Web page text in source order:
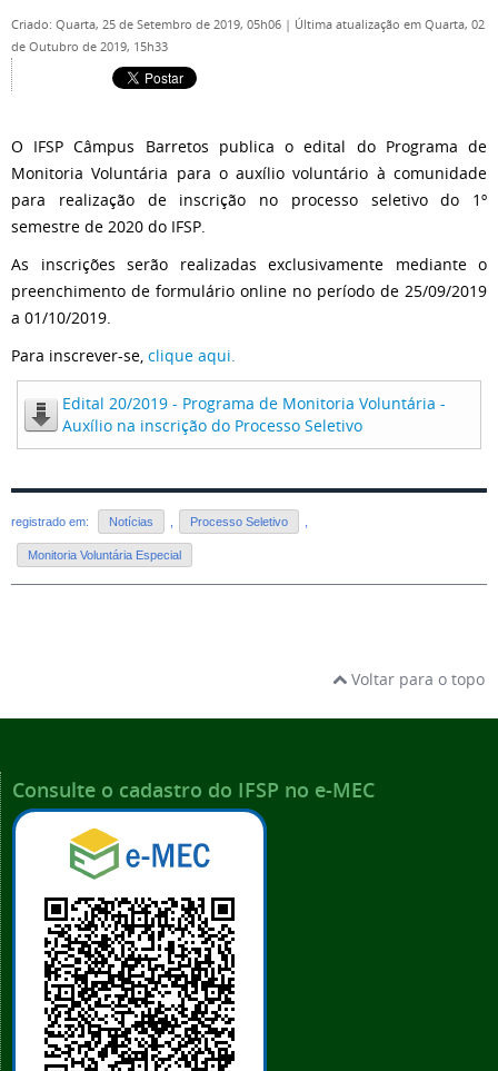
Criado: Quarta, 25 de Setembro de 2019, 05h06 | Última atualização em Quarta, 02
de Outubro de 2019, 15h33
O IFSP Câmpus Barretos publica o edital do Programa de
Monitoria Voluntária para o auxílio voluntário à comunidade
para realização de inscrição no processo seletivo do 1º
semestre de 2020 do IFSP.
As inscrições serão realizadas exclusivamente mediante o
preenchimento de formulário online no período de 25/09/2019
a 01/10/2019.
Para inscrever-se, clique aqui.
Edital 20/2019 - Programa de Monitoria Voluntária -
Auxílio na inscrição do Processo Seletivo
registrado em: Notícias Processo Seletivo
Monitoria Voluntária Especial
Voltar para o topo
Consulte o cadastro do IFSP no e-MEC